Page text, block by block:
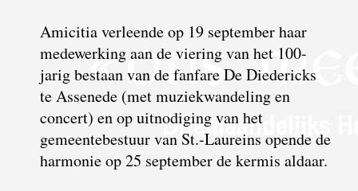
Amicitia verleende op 19 september haar
medewerking aan de viering van het 100-
jarig bestaan van de fanfare De Diedericks
te Assenede (met muziekwandeling en
concert) en op uitnodiging van het
gemeentebestuur van St.-Laureins opende de
harmonie op 25 september de kermis aldaar.